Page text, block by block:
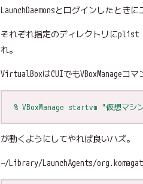
LaunchDaemonsとログインしたとき
それぞれ指定のディレクトリにplist
れ。
VirtualBoxはCUIでもVBoxManageコ
% VBoxManage startvm "仮想マ
が動くようにしてやれば良いハズ。
~/Library/LaunchAgents/